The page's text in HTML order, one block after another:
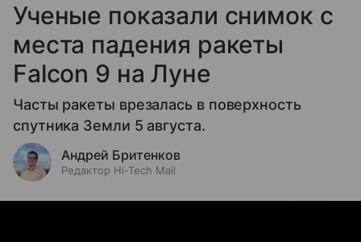
Ученые показали снимок с
места падения ракеты
Falcon 9 на Луне
Часты ракеты врезалась в поверхность
спутника Земли 5 августа.
Андрей Бритенков
Редактор Hi-Tech Mail